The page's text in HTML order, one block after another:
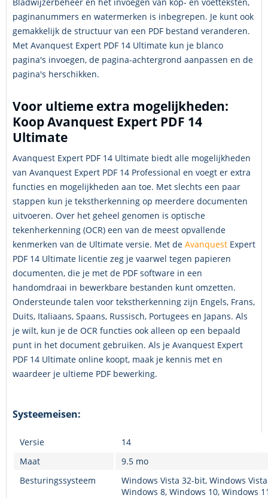
paginanummers en watermerken is inbegrepen. Je kunt ook
gemakkelijk de structuur van een PDF bestand veranderen.
Met Avanquest Expert PDF 14 Ultimate kun je blanco
pagina's invoegen, de pagina-achtergrond aanpassen en de
pagina's herschikken.
Voor ultieme extra mogelijkheden:
Koop Avanquest Expert PDF 14
Ultimate
Avanquest Expert PDF 14 Ultimate biedt alle mogelijkheden
van Avanquest Expert PDF 14 Professional en voegt er extra
functies en mogelijkheden aan toe. Met slechts een paar
stappen kun je tekstherkenning op meerdere documenten
uitvoeren. Over het geheel genomen is optische
tekenherkenning (OCR) een van de meest opvallende
kenmerken van de Ultimate versie. Met de Avanquest Expert
PDF 14 Ultimate licentie zeg je vaarwel tegen papieren
documenten, die je met de PDF software in een
handomdraai in bewerkbare bestanden kunt omzetten.
Ondersteunde talen voor tekstherkenning zijn Engels, Frans,
Duits, Italiaans, Spaans, Russisch, Portugees en Japans. Als
je wilt, kun je de OCR functies ook alleen op een bepaald
punt in het document gebruiken. Als je Avanquest Expert
PDF 14 Ultimate online koopt, maak je kennis met en
waardeer je ultieme PDF bewerking.
Systeemeisen:
Versie
14
Maat
9.5 mo
Besturingssysteem
Windows Vista 32-bit, Windows
Windows 8, Windows 10, Windows